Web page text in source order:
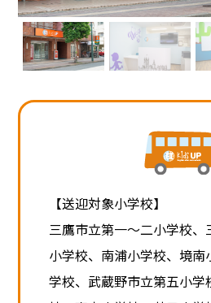
【送迎対象小学校】
三鷹市立第一～二小学校
小学校、南浦小学校、境
学校、武蔵野市立第五小学